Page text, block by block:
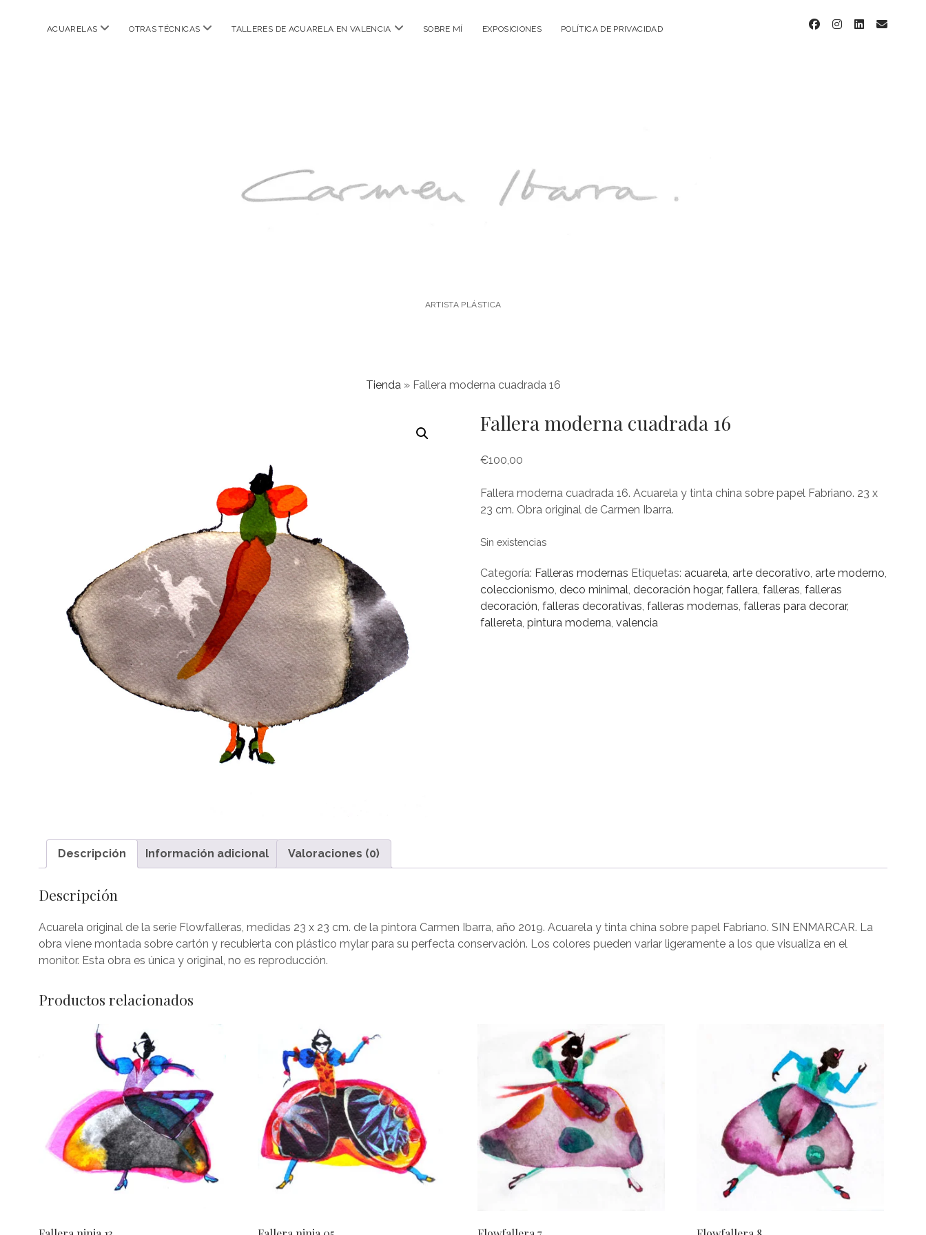
ACUARELAS abrir
OTRAS TÉCNICAS abrir
TALLERES DE ACUARELA EN VALENCIA abrir
SOBRE MÍ EXPOSICIONES POLÍTICA DE PRIVACIDAD facebookinstagram
linkedinemail
ARTISTA PLÁSTICA
Tienda » Fallera moderna cuadrada 16
Fallera moderna cuadrada 16
€100,00
Fallera moderna cuadrada 16. Acuarela y tinta china sobre papel Fabriano. 23 x
23 cm. Obra original de Carmen Ibarra.
Sin existencias
Categoría: Falleras modernas Etiquetas: acuarela arte decorativo arte moderno
coleccionismo deco minimal decoración hogar, fallera falleras falleras
decoración falleras decorativas falleras modernas falleras para decorar,
fallereta pintura moderna valencia
Descripción Información adicional Valoraciones (0)
Descripción
Acuarela original de la serie Flowfalleras, medidas 23 x 23 cm. de la pintora Carmen Ibarra, año 2019. Acuarela y tinta china sobre papel Fabriano. SIN ENMARCAR. La
obra viene montada sobre cartón y recubierta con plástico mylar para su perfecta conservación. Los colores pueden variar ligeramente a los que visualiza en el
monitor. Esta obra es única y original, no es reproducción.
Productos relacionados